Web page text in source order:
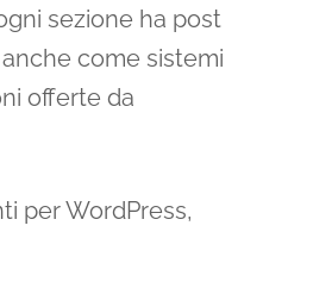
sezione ha post
come sistemi
offerte da
per WordPress,